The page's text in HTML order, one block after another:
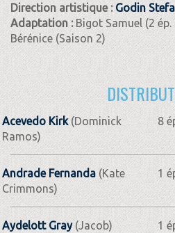
Direction artistique : Godin
Adaptation :Bigot Samuel (2 ép.
Bérénice (Saison 2)
Acevedo Kirk(Dominick
Ramos)
8
Andrade Fernanda (Kate
Crimmons)
1
Aydelott Gray(Jacob) 1